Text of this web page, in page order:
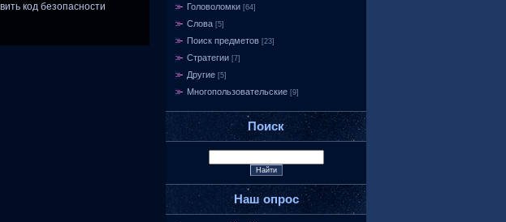
Головоломки [64]
Слова [5]
Поиск предметов [23]
Стратегии [7]
Другие [5]
Многопользовательские [9]
Поиск
Наш опрос